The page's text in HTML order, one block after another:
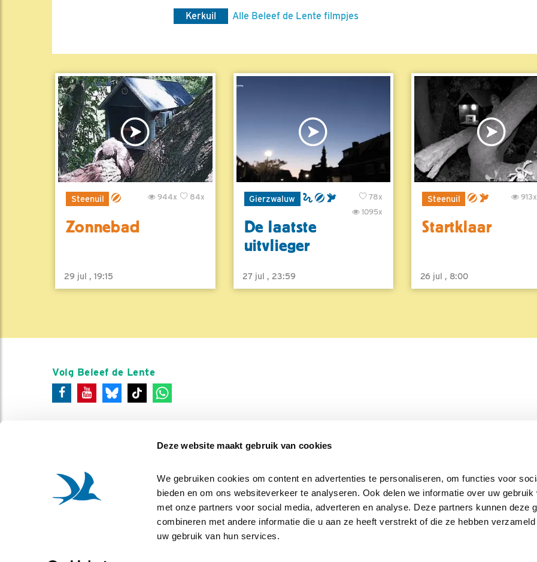
Deze website maakt gebruik van cookies
We gebruiken cookies om content en advertenties te personaliseren, om functies voor
bieden en om ons websiteverkeer te analyseren. Ook delen we informatie over uw gebruik
met onze partners voor social media, adverteren en analyse. Deze partners kunnen deze
combineren met andere informatie die u aan ze heeft verstrekt of die ze hebben
uw gebruik van hun services.
Kerkuil Alle Beleef de Lente filmpjes
Steenuil 84x
944x
Zonnebad
29 jul , 19:15
Gierzwaluw
78x
1095x
De laatste
uitvlieger
27 jul , 23:59
Steenuil 913x
Startklaar
26 jul , 8:00
Volg Beleef de Lente